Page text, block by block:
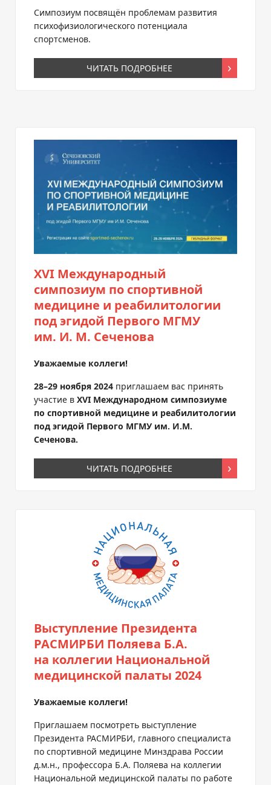
Симпозиум посвящён проблемам развития
психофизиологического потенциала
спортсменов.
ЧИТАТЬ ПОДРОБНЕЕ
XVI Международный
симпозиум по спортивной
медицине и реабилитологии
под эгидой Первого МГМУ
им. И. М. Сеченова
Уважаемые коллеги!
28–29 ноября 2024 приглашаем вас принять
участие в XVI Международном симпозиуме
по спортивной медицине и реабилитологии
под эгидой Первого МГМУ им. И.М.
Сеченова.
ЧИТАТЬ ПОДРОБНЕЕ
Выступление Президента
РАСМИРБИ Поляева Б.А.
на коллегии Национальной
медицинской палаты 2024
Уважаемые коллеги!
Приглашаем посмотреть выступление
Президента РАСМИРБИ, главного специалиста
по спортивной медицине Минздрава России
д.м.н., профессора Б.А. Поляева на коллегии
Национальной медицинской палаты по работе